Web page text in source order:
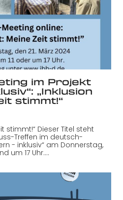
im Projekt
„Inklusion
stimmt!“
stimmt!“ Dieser Titel steht
Treffen im deutsch-
- inklusiv“ am Donnerstag,
um 17 Uhr.…